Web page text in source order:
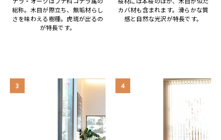
総称。木目が際立ち、無垢材らし
さを味わえる樹種。虎斑が出るの
が特長です。
カバ材も含まれます。滑らかな質
感と自然な光沢が特長です。
3 4